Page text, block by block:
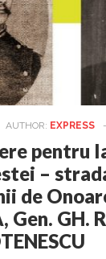
AUTHOR: EXPRESS -
pentru
–
de
Gen. GH.